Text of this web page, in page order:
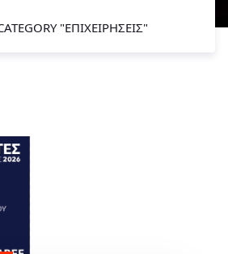
"ΕΠΙΧΕΙΡΉΣΕΙΣ"